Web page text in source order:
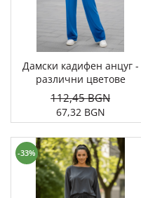
Дамски панталони
Дамски пуловери
Дамски сака
Дамски спортни
Дамски тениски
Жилетка
Поли
Дамски кадифен анцуг -
различни цветове
112,45 BGN
67,32 BGN
-33%